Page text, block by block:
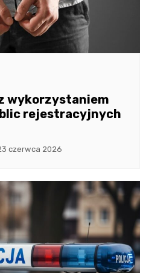
wykorzystaniem
rejestracyjnych
czerwca 2026